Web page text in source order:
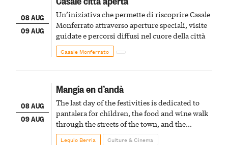
08 AUG
09 AUG
Un’iniziativa che permette di riscoprire Casale
Monferrato attraverso aperture speciali, visite
guidate e percorsi diffusi nel cuore della città
Casale Monferrato
08 AUG
09 AUG
Mangia en d’andà
The last day of the festivities is dedicated to
pantalera for children, the food and wine walk
through the streets of the town, and the
fireworks finale
Lequio Berria Culture & Cinema